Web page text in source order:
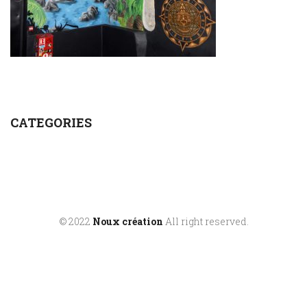
CATEGORIES
© 2022 Noux création All right reserved.